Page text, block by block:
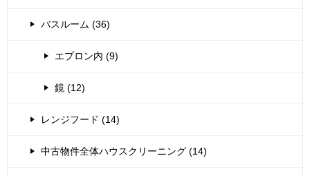
バスルーム (36)
エプロン内 (9)
鏡 (12)
レンジフード (14)
中古物件全体ハウスクリーニング (14)